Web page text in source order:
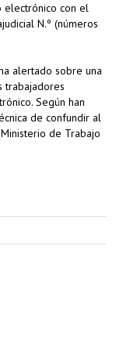
electrónico con el
N.º (números
alertado sobre una
trabajadores
Según han
de confundir al
de Trabajo